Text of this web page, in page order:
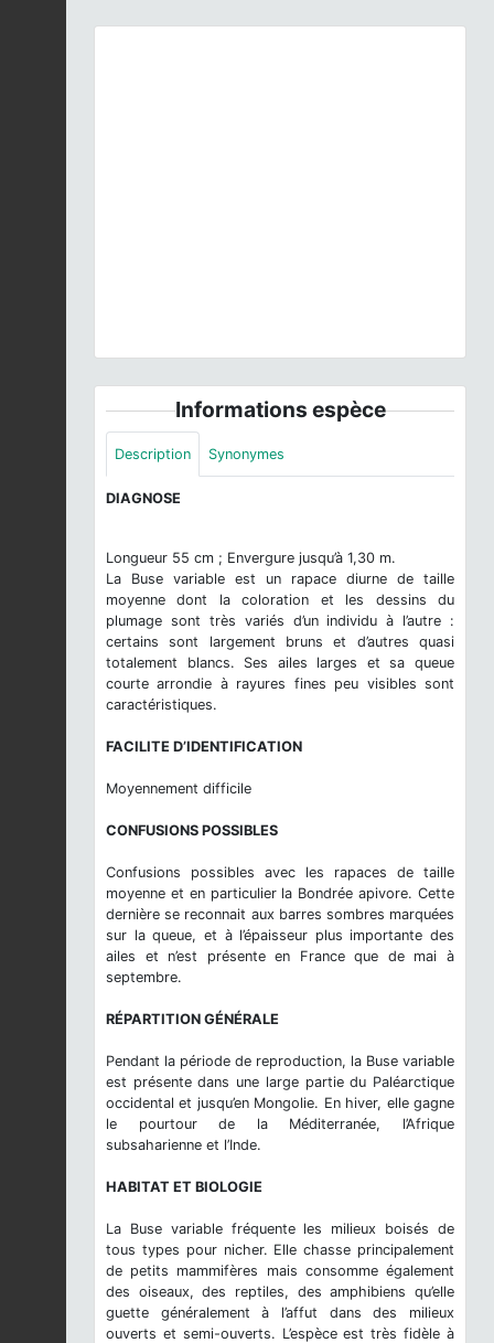
Informations espèce
Description Synonymes
DIAGNOSE
Longueur 55 cm ; Envergure jusqu’à 1,30 m.
La Buse variable est un rapace diurne de taille
moyenne dont la coloration et les dessins du
plumage sont très variés d’un individu à l’autre :
certains sont largement bruns et d’autres quasi
totalement blancs. Ses ailes larges et sa queue
courte arrondie à rayures fines peu visibles sont
caractéristiques.
FACILITE D’IDENTIFICATION
Moyennement difficile
CONFUSIONS POSSIBLES
Confusions possibles avec les rapaces de taille
moyenne et en particulier la Bondrée apivore. Cette
dernière se reconnait aux barres sombres marquées
sur la queue, et à l’épaisseur plus importante des
ailes et n’est présente en France que de mai à
septembre.
RÉPARTITION GÉNÉRALE
Pendant la période de reproduction, la Buse variable
est présente dans une large partie du Paléarctique
occidental et jusqu’en Mongolie. En hiver, elle gagne
le pourtour de la Méditerranée, l’Afrique
subsaharienne et l’Inde.
HABITAT ET BIOLOGIE
La Buse variable fréquente les milieux boisés de
tous types pour nicher. Elle chasse principalement
de petits mammifères mais consomme également
des oiseaux, des reptiles, des amphibiens qu’elle
guette généralement à l’affut dans des milieux
ouverts et semi-ouverts. L’espèce est très fidèle à